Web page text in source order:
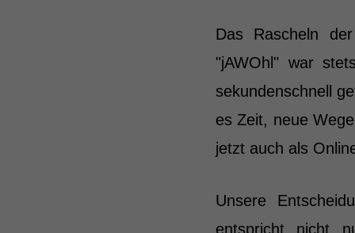
Das Rascheln
"jAWOhl" war
sekundenschnell
es Zeit, neue
jetzt auch als
Unsere
entspricht nicht